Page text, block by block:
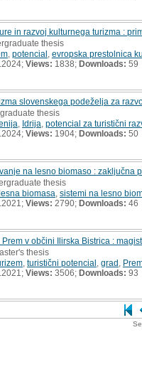
in razvoj kulturnega turizma :
thesis
potencial evropska prestolnica
Views: 1838; Downloads: 59
slovenskega podeželja za
thesis
Idrija potencial za turistični
Views: 1904; Downloads: 50
na lesno biomaso : zaključna
thesis
biomasa sistemi na lesno
Views: 2790; Downloads: 46
v občini Ilirska Bistrica :
thesis
turistični potencial grad
Views: 3506; Downloads: 93